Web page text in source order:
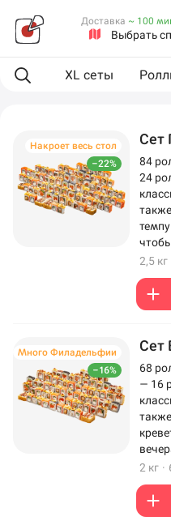
Выбрать
Доставка ~ 100
Сеты XL сеты
–22%
Накроет весь стол Сет
84
24
2,5 кг
–16%
Много Филадельфии Сет
68
— 16
2 кг ·